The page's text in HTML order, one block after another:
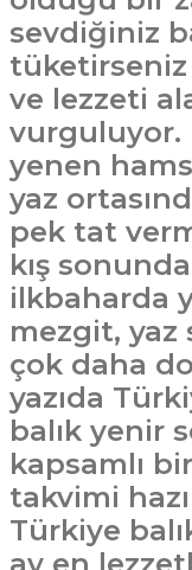
sevdiğiniz
tüketirseniz
ve lezzeti
vurguluyor.
yenen
yaz
pek tat
kış
ilkbaharda
mezgit, yaz
çok daha
yazıda
balık yenir
kapsamlı
takvimi
Türkiye